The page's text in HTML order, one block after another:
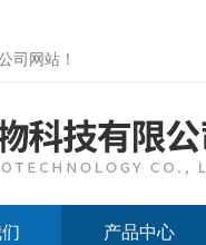
司网站 ！
产品中心